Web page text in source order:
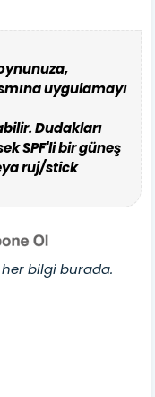
uygulamayı
Dudakları
SPF'li bir güneş
ruj/stick
her bilgi burada.